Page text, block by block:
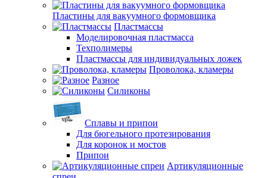
Пластины для вакуумного формовщика
Пластмассы
Моделировочная пластмасса
Техполимеры
Пластмассы для индивидуальных ложек
Проволока, кламеры
Разное
Силиконы
Сплавы и припои
Для бюгельного протезирования
Для коронок и мостов
Припои
Артикуляционные